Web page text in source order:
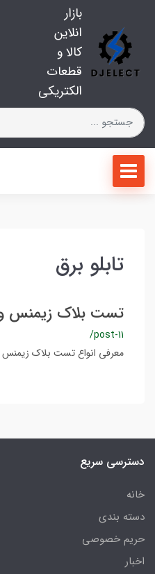
بازار
انلاین
کالا و
قطعات
الکتریکی
تابلو برق
تست بلاک زیمنس و
/post-11
معرفی انواع تست بلاک زیمنس
دسترسی سریع
خانه
دسته بندی
حریم خصوصی
اخبار